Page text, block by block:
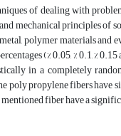
of dealing with
mechanical principles of
polymer materials and
(% 0.05, % 0.1, %
in a completely
poly propylene fibers
fiber have a